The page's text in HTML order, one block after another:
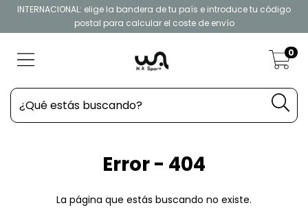
INTERNACIONAL: elige la bandera de tu país e introduce tu código
postal para calcular el coste de envío
0
Error - 404
La página que estás buscando no existe.